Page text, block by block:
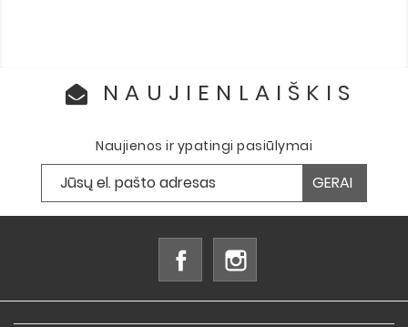
NAUJIENLAIŠKIS
Naujienos ir ypatingi pasiūlymai
Facebook